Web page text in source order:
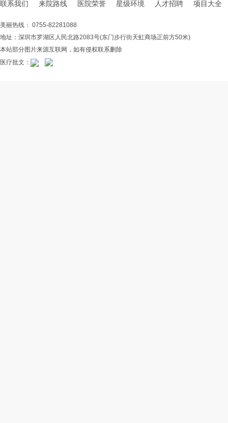
联系我们 来院路线 医院荣誉 星级环境 人才招聘 项目大全
美丽热线： 0755-82281088
地址：深圳市罗湖区人民北路2083号(东门步行街天虹商场正前方50米)
本站部分图片来源互联网，如有侵权联系删除
医疗批文：